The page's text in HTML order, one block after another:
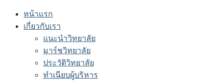
Skip
content
หน้าแรก
เกี่ยวกับเรา
แนะนำวิทยาลัย
มาร์ชวิทยาลัย
ประวัติวิทยาลัย
ทำเนียบผู้บริหาร